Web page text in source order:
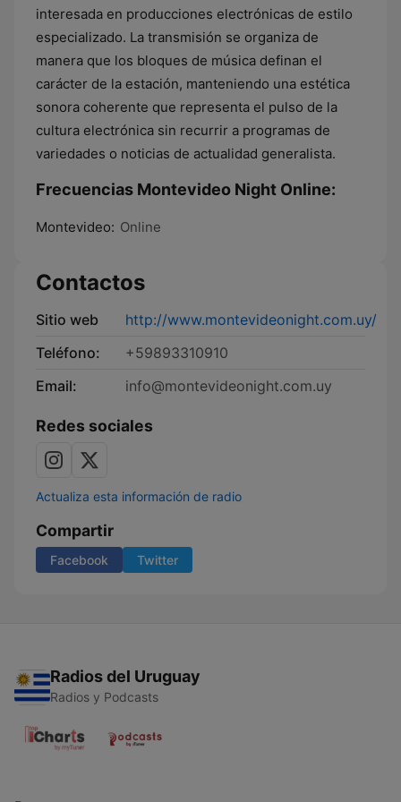
interesada en producciones electrónicas de estilo
especializado. La transmisión se organiza de
manera que los bloques de música definan el
carácter de la estación, manteniendo una estética
sonora coherente que representa el pulso de la
cultura electrónica sin recurrir a programas de
variedades o noticias de actualidad generalista.
Frecuencias Montevideo Night Online:
Montevideo: Online
Contactos
Sitio web
http://www.montevideonight.com.uy/
Teléfono:
+59893310910
Email:
info@montevideonight.com.uy
Redes sociales
Actualiza esta información de radio
Compartir
Facebook Twitter
Radios del Uruguay
Radios y Podcasts